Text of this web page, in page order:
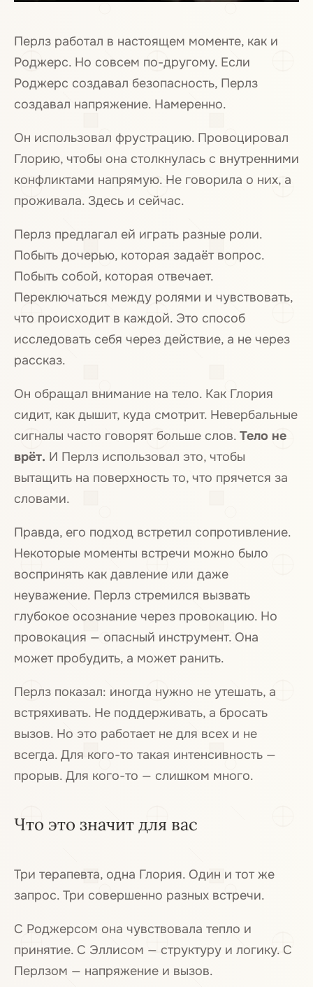
Перлз работал в настоящем моменте, как и
Роджерс. Но совсем по-другому. Если
Роджерс создавал безопасность, Перлз
создавал напряжение. Намеренно.
Он использовал фрустрацию. Провоцировал
Глорию, чтобы она столкнулась с внутренними
конфликтами напрямую. Не говорила о них, а
проживала. Здесь и сейчас.
Перлз предлагал ей играть разные роли.
Побыть дочерью, которая задаёт вопрос.
Побыть собой, которая отвечает.
Переключаться между ролями и чувствовать,
что происходит в каждой. Это способ
исследовать себя через действие, а не через
рассказ.
Он обращал внимание на тело. Как Глория
сидит, как дышит, куда смотрит. Невербальные
сигналы часто говорят больше слов. Тело не
врёт. И Перлз использовал это, чтобы
вытащить на поверхность то, что прячется за
словами.
Правда, его подход встретил сопротивление.
Некоторые моменты встречи можно было
воспринять как давление или даже
неуважение. Перлз стремился вызвать
глубокое осознание через провокацию. Но
провокация — опасный инструмент. Она
может пробудить, а может ранить.
Перлз показал: иногда нужно не утешать, а
встряхивать. Не поддерживать, а бросать
вызов. Но это работает не для всех и не
всегда. Для кого-то такая интенсивность —
прорыв. Для кого-то — слишком много.
Что это значит для вас
Три терапевта, одна Глория. Один и тот же
запрос. Три совершенно разных встречи.
С Роджерсом она чувствовала тепло и
принятие. С Эллисом — структуру и логику. С
Перлзом — напряжение и вызов.